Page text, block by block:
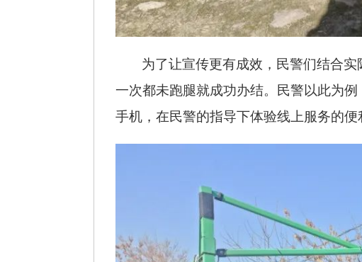
为了让宣传更有成效，民警们结合
一次都未跑腿就成功办结。民警以此为
手机，在民警的指导下体验线上服务的便